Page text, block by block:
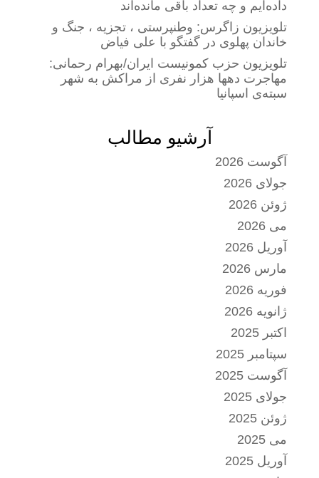
داده‌ایم و چه تعداد باقی مانده‌اند
تلویزیون زاگرس: وطنپرستی ، تجزیه ، جنگ و
خاندان پهلوی در گفتگو با علی فیاض
تلویزیون حزب کمونیست ایران/بهرام رحمانی:
مهاجرت دهها هزار نفری از مراکش به شهر
سبته‌ی اسپانیا
آرشیو مطالب
آگوست 2026
جولای 2026
ژوئن 2026
می 2026
آوریل 2026
مارس 2026
فوریه 2026
ژانویه 2026
اکتبر 2025
سپتامبر 2025
آگوست 2025
جولای 2025
ژوئن 2025
می 2025
آوریل 2025